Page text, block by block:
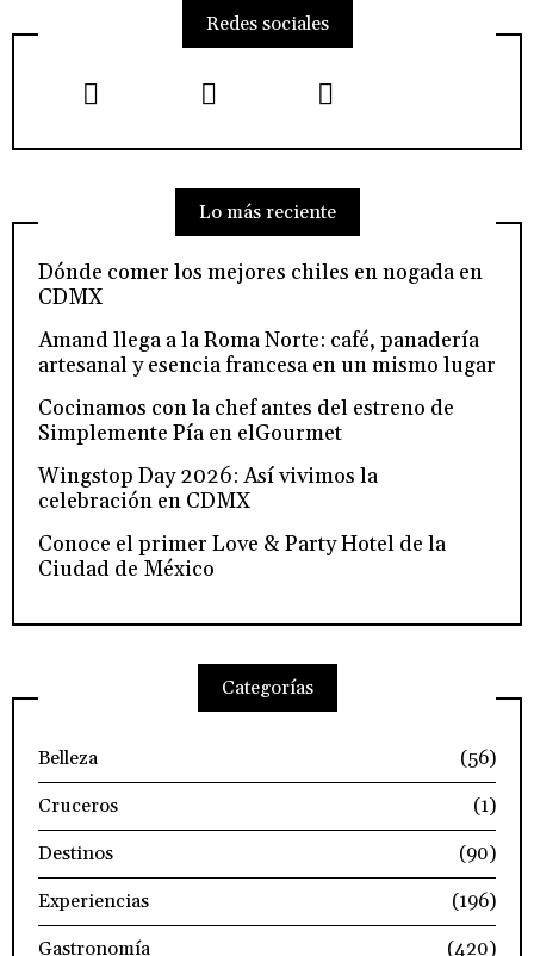
Redes sociales
Lo más reciente
Dónde comer los mejores chiles en nogada en
CDMX
Amand llega a la Roma Norte: café, panadería
artesanal y esencia francesa en un mismo lugar
Cocinamos con la chef antes del estreno de
Simplemente Pía en elGourmet
Wingstop Day 2026: Así vivimos la
celebración en CDMX
Conoce el primer Love & Party Hotel de la
Ciudad de México
Categorías
Belleza
(56)
Cruceros
(1)
Destinos
(90)
Experiencias
(196)
Gastronomía
(420)